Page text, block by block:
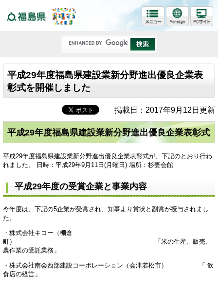
平成29年度福島県建設業新分野進出優良企業表
彰式を開催しました
掲載日：2017年9月12日更新
平成29年度福島県建設業新分野進出優良企業表彰式
平成29年度福島県建設業新分野進出優良企業表彰式が、下記のとおり行わ
れました。 日時：平成29年9月11日(月曜日) 場所：杉妻会館
平成29年度の受賞企業と事業内容
今年度は、下記の5企業が受賞され、知事より賞状と副賞が授与されまし
た。
・株式会社キコー（棚倉
町） 「米の生産、販売、
農作業の受託業務」
・株式会社南会西部建設コーポレーション（会津若松市） 「 飲
食店の経営」